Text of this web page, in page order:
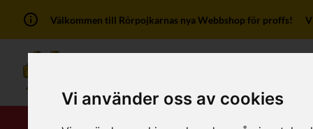
Vi använder oss av cookies
Välkommen till Rörpojkarnas nya Webbshop för proffs!